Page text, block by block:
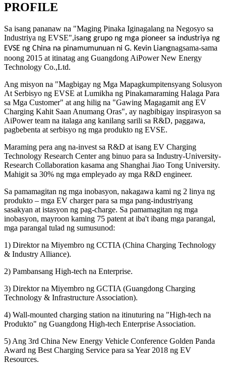
PROFILE
Sa isang pananaw na "Maging Pinaka Iginagalang na Negosyo sa
Industriya ng EVSE",isang grupo ng mga pioneer sa industriya ng
EVSE ng China na pinamumunuan ni G. Kevin Liangnagsama-sama
noong 2015 at itinatag ang Guangdong AiPower New Energy
Technology Co.,Ltd.
Ang misyon na "Magbigay ng Mga Mapagkumpitensyang Solusyon
At Serbisyo ng EVSE at Lumikha ng Pinakamaraming Halaga Para
sa Mga Customer" at ang hilig na "Gawing Magagamit ang EV
Charging Kahit Saan Anumang Oras", ay nagbibigay inspirasyon sa
AiPower team na italaga ang kanilang sarili sa R&D, paggawa,
pagbebenta at serbisyo ng mga produkto ng EVSE.
Maraming pera ang na-invest sa R&D at isang EV Charging
Technology Research Center ang binuo para sa Industry-University-
Research Collaboration kasama ang Shanghai Jiao Tong University.
Mahigit sa 30% ng mga empleyado ay mga R&D engineer.
Sa pamamagitan ng mga inobasyon, nakagawa kami ng 2 linya ng
produkto – mga EV charger para sa mga pang-industriyang
sasakyan at istasyon ng pag-charge. Sa pamamagitan ng mga
inobasyon, mayroon kaming 75 patent at iba't ibang mga parangal,
mga parangal tulad ng sumusunod:
1) Direktor na Miyembro ng CCTIA (China Charging Technology
& Industry Alliance).
2) Pambansang High-tech na Enterprise.
3) Direktor na Miyembro ng GCTIA (Guangdong Charging
Technology & Infrastructure Association).
4) Wall-mounted charging station na itinuturing na "High-tech na
Produkto" ng Guangdong High-tech Enterprise Association.
5) Ang 3rd China New Energy Vehicle Conference Golden Panda
Award ng Best Charging Service para sa Year 2018 ng EV
Resources.